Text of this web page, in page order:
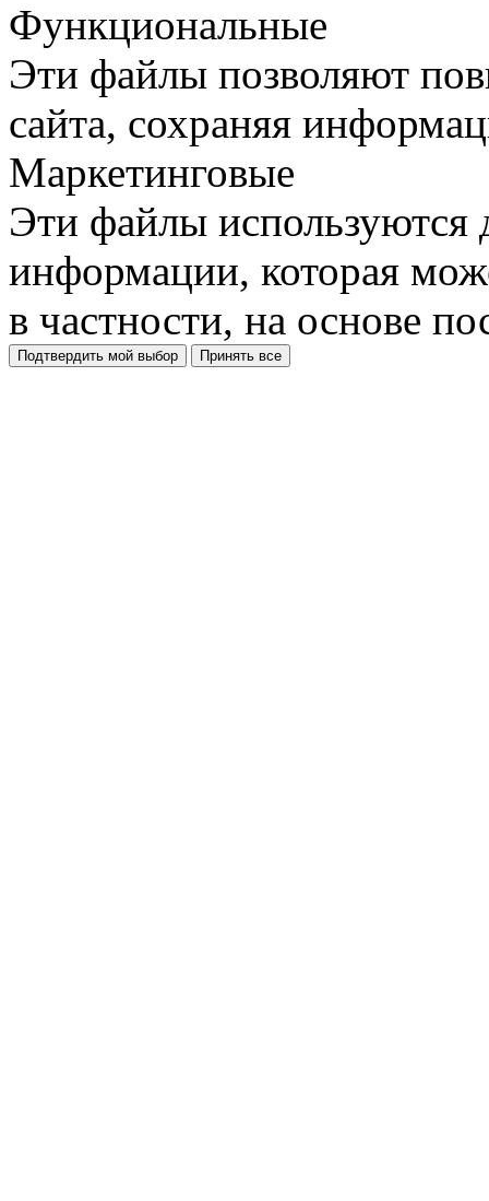
Функциональные
Эти файлы позволяют
сайта, сохраняя
Маркетинговые
Эти файлы используются
информации, которая
в частности, на основе
Подтвердить мой выбор Принять все